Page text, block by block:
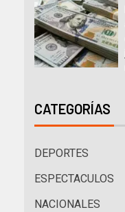
CATEGORÍAS
DEPORTES
ESPECTACULOS
NACIONALES